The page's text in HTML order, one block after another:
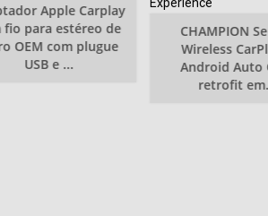
Apple Carplay
fio para estéreo de
OEM com plugue
USB e ...
CHAMPION
Wireless
Android Auto
retrofit